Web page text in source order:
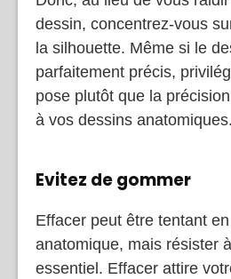
dessin, concentrez-vous
la silhouette. Même si le
parfaitement précis,
pose plutôt que la
à vos dessins anatomiques.
Evitez de gommer
Effacer peut être tentant
anatomique, mais résister
essentiel. Effacer attire